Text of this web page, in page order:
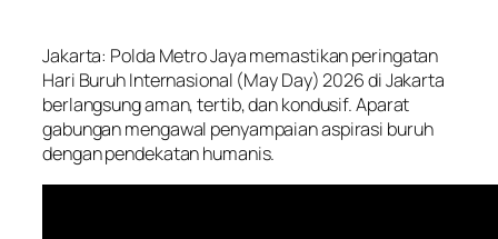
Jakarta: Polda Metro Jaya memastikan peringatan
Hari Buruh Internasional (May Day) 2026 di Jakarta
berlangsung aman, tertib, dan kondusif. Aparat
gabungan mengawal penyampaian aspirasi buruh
dengan pendekatan humanis.